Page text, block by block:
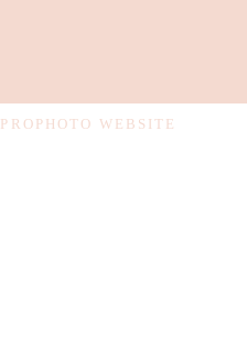
PROPHOTO WEBSITE